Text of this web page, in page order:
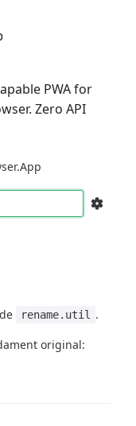
PWA for
Zero API
rename.util
.
original: